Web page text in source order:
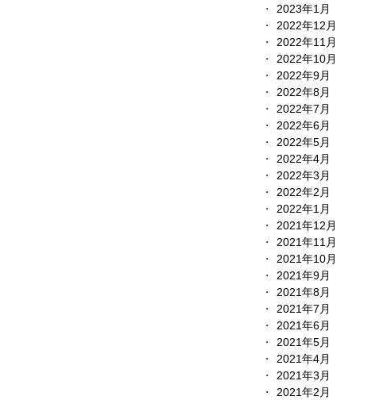
2023年1月
2022年12月
2022年11月
2022年10月
2022年9月
2022年8月
2022年7月
2022年6月
2022年5月
2022年4月
2022年3月
2022年2月
2022年1月
2021年12月
2021年11月
2021年10月
2021年9月
2021年8月
2021年7月
2021年6月
2021年5月
2021年4月
2021年3月
2021年2月